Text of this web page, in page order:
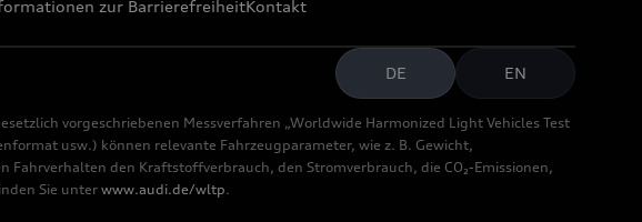
zur BarrierefreiheitKontakt
DE EN
vorgeschriebenen Messverfahren „Worldwide Harmonized Light Vehicles Test
usw.) können relevante Fahrzeugparameter, wie z. B. Gewicht,
den Kraftstoffverbrauch, den Stromverbrauch, die CO₂-Emissionen,
Sie unter www.audi.de/wltp.